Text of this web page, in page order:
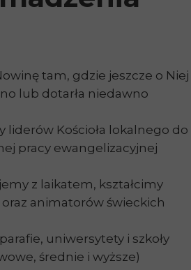
tam, gdzie jeszcze o Niej
lub dotarła niedawno
liderów Kościoła lokalnego do
pracy ewangelizacyjnej
z laikatem, kształcimy
animatorów świeckich
uniwersytety i szkoły
średnie i wyższe)